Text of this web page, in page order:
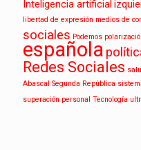
Inteligencia artificial
libertad de expresión medios de
sociales Podemos
española
Redes Sociales
Abascal Segunda República
superación personal Tecnología